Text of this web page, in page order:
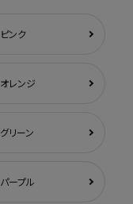
ピンク
オレンジ
グリーン
パープル